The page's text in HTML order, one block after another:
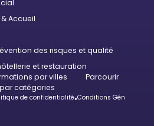
Accueil
des risques et qualité
et restauration
par villes
Parcourir
catégories
de confidentialité•Conditions Générales